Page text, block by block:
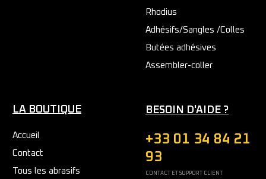
Rhodius
Adhésifs/Sangles /Colles
Butées adhésives
Assembler-coller
LA BOUTIQUE
Accueil
Contact
Tous les abrasifs
BESOIN D'AIDE ?
+33 01 34 84 21
93
CONTACT ET SUPPORT CLIENT